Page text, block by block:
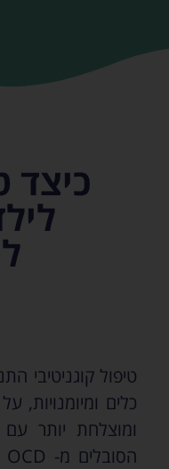
טיפול קוגניטיבי
כלים
ומוצלחת יותר